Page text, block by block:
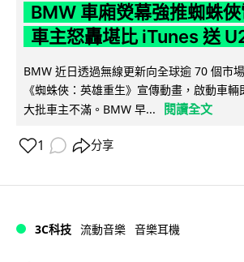
BMW 車廂熒幕強推蜘蛛
車主怒轟堪比 iTunes 送
BMW 近日透過無線更新向全球逾 70 個市
《蜘蛛俠：英雄重生》宣傳動畫，啟動車
大批車主不滿。BMW 早...
閱讀全文
1 分享
3C科技 流動音樂 音樂耳機